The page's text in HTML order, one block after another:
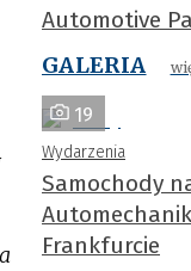
Automotive
GALERIA
19
Wydarzenia
Samochody
Frankfurcie